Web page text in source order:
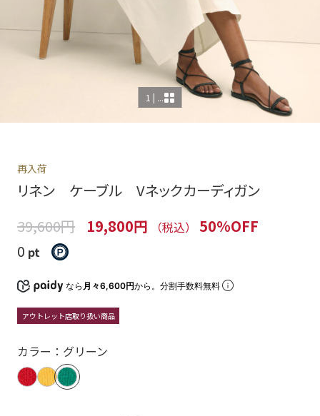
1 | ...
再入荷
リネン ケーブル Vネックカーディガン
39,600円
19,800円 （税込）
50%OFF
0 pt
なら 月々6,600円から。分割手数料無料
アウトレット店取り扱い商品
カラー：グリーン